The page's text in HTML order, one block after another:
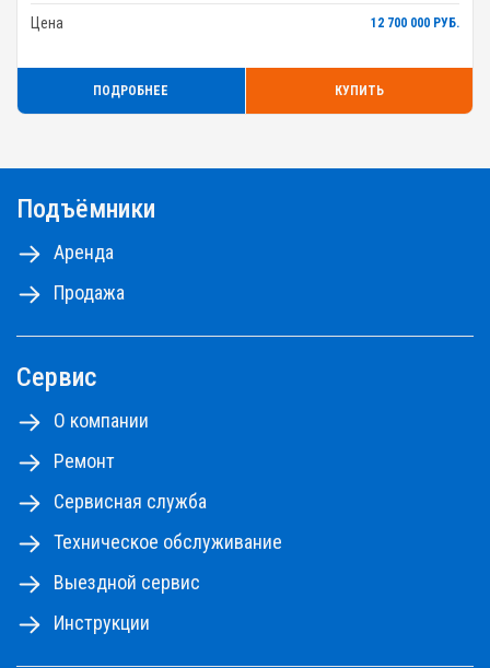
Цена 12 700 000 РУБ.
ПОДРОБНЕЕ КУПИТЬ
Подъёмники
Аренда
Продажа
Сервис
О компании
Ремонт
Сервисная служба
Техническое обслуживание
Выездной сервис
Инструкции